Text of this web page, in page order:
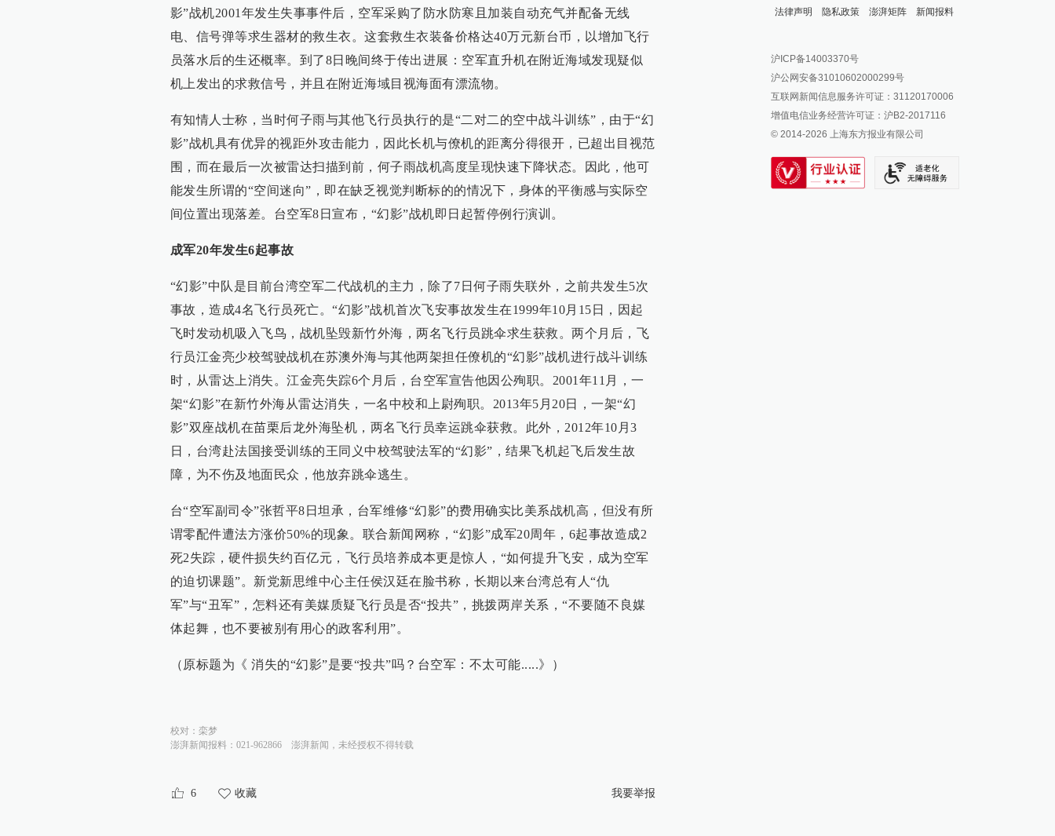
影”战机2001年发生失事事件后，空军采购了防水防寒且加装自动充气并配备无线
电、信号弹等求生器材的救生衣。这套救生衣装备价格达40万元新台币，以增加飞行
员落水后的生还概率。到了8日晚间终于传出进展：空军直升机在附近海域发现疑似
机上发出的求救信号，并且在附近海域目视海面有漂流物。
有知情人士称，当时何子雨与其他飞行员执行的是“二对二的空中战斗训练”，由于“幻
影”战机具有优异的视距外攻击能力，因此长机与僚机的距离分得很开，已超出目视范
围，而在最后一次被雷达扫描到前，何子雨战机高度呈现快速下降状态。因此，他可
能发生所谓的“空间迷向”，即在缺乏视觉判断标的的情况下，身体的平衡感与实际空
间位置出现落差。台空军8日宣布，“幻影”战机即日起暂停例行演训。
成军20年发生6起事故
“幻影”中队是目前台湾空军二代战机的主力，除了7日何子雨失联外，之前共发生5次
事故，造成4名飞行员死亡。“幻影”战机首次飞安事故发生在1999年10月15日，因起
飞时发动机吸入飞鸟，战机坠毁新竹外海，两名飞行员跳伞求生获救。两个月后，飞
行员江金亮少校驾驶战机在苏澳外海与其他两架担任僚机的“幻影”战机进行战斗训练
时，从雷达上消失。江金亮失踪6个月后，台空军宣告他因公殉职。2001年11月，一
架“幻影”在新竹外海从雷达消失，一名中校和上尉殉职。2013年5月20日，一架“幻
影”双座战机在苗栗后龙外海坠机，两名飞行员幸运跳伞获救。此外，2012年10月3
日，台湾赴法国接受训练的王同义中校驾驶法军的“幻影”，结果飞机起飞后发生故
障，为不伤及地面民众，他放弃跳伞逃生。
台“空军副司令”张哲平8日坦承，台军维修“幻影”的费用确实比美系战机高，但没有所
谓零配件遭法方涨价50%的现象。联合新闻网称，“幻影”成军20周年，6起事故造成2
死2失踪，硬件损失约百亿元，飞行员培养成本更是惊人，“如何提升飞安，成为空军
的迫切课题”。新党新思维中心主任侯汉廷在脸书称，长期以来台湾总有人“仇
军”与“丑军”，怎料还有美媒质疑飞行员是否“投共”，挑拨两岸关系，“不要随不良媒
体起舞，也不要被别有用心的政客利用”。
（原标题为《 消失的“幻影”是要“投共”吗？台空军：不太可能.....》）
校对： 栾梦
澎湃新闻报料：021-962866
澎湃新闻，未经授权不得转载
6 收藏 我要举报
法律声明 隐私政策 澎湃矩阵
澎湃新闻公众号
澎湃新闻抖音号
派生万物开放平台
IP SHANGHAI
SIXTH TONE
新闻报料
报料邮箱: news@thepaper.cn
沪ICP备14003370号
沪公网安备31010602000299号
互联网新闻信息服务许可证：31120170006
增值电信业务经营许可证：沪B2-2017116
© 2014-2026 上海东方报业有限公司